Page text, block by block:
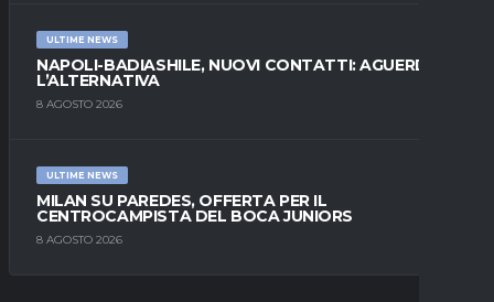
ULTIME NEWS
NAPOLI-BADIASHILE, NUOVI CONTATTI: AGUERD È
L’ALTERNATIVA
8 AGOSTO 2026
ULTIME NEWS
MILAN SU PAREDES, OFFERTA PER IL
CENTROCAMPISTA DEL BOCA JUNIORS
8 AGOSTO 2026